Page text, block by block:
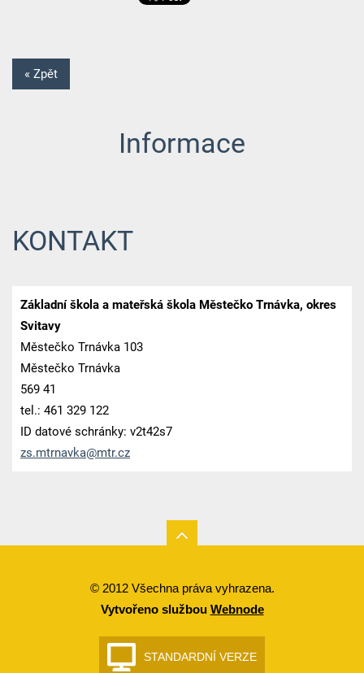
« Zpět
Informace
KONTAKT
Základní škola a mateřská škola Městečko Trnávka, okres
Svitavy
Městečko Trnávka 103
Městečko Trnávka
569 41
tel.: 461 329 122
ID datové schránky: v2t42s7
zs.mtrnavka@mtr.cz
© 2012 Všechna práva vyhrazena.
Vytvořeno službou Webnode
STANDARDNÍ VERZE